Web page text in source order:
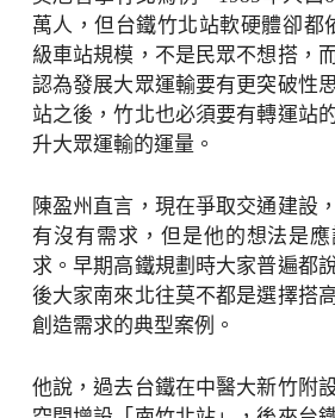
萬人，但台鐵竹北站軟硬體卻都
級車站規模，不是民眾不想搭，
認為發展大眾運輸要有更突破性
站之後，竹北也必須要有轉運站
升大眾運輸的運量。
陳盈州直言，現在爭取交通建設
有沒有需求，但是他的想法是
求。早期高鐵規劃時大家普遍都
後大家南來北往莫不都是選擇搭
創造需求的典型案例。
他說，過去台鐵在中醫大新竹附